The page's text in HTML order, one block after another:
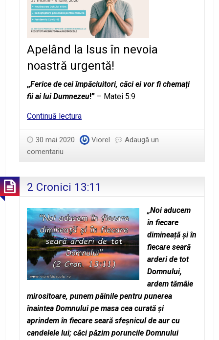
Apelând la Isus în nevoia
noastră urgentă!
„Ferice de cei împăciuitori, căci ei vor fi chemați
fii ai lui Dumnezeu!” – Matei 5:9
Continuă lecturaZiua
–
a
ale
lui
Dumnezeu
30 mai 2020 Viorel
Adaugă un
comentariu
2 Cronici 13:11
„Noi aducem
în fiecare
dimineață și în
fiecare seară
arderi de tot
Domnului,
ardem tămâie
mirositoare, punem pâinile pentru punerea
înaintea Domnului pe masa cea curată și
aprindem în fiecare seară sfeșnicul de aur cu
candelele lui; căci păzim poruncile Domnului